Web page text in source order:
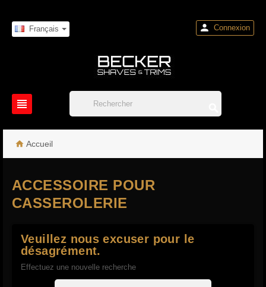
Français

 Connexion
 Accueil
ACCESSOIRE POUR
CASSEROLERIE
Veuillez nous excuser pour le
désagrément.
Effectuez une nouvelle recherche